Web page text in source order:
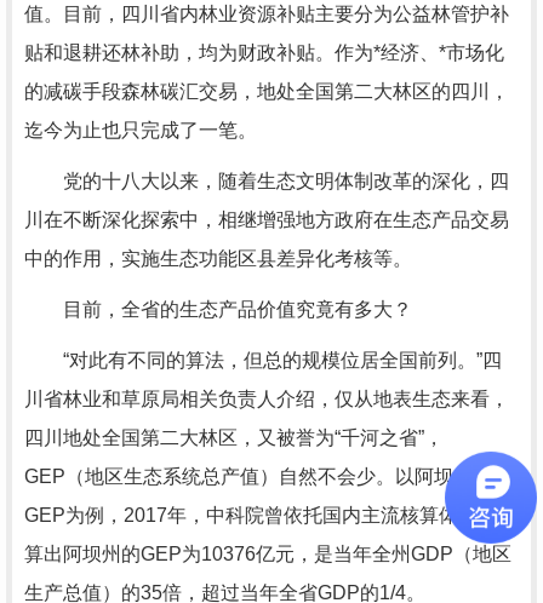
值。目前，四川省内林业资源补贴主要分为公益林管护补
贴和退耕还林补助，均为财政补贴。作为*经济、*市场化
的减碳手段森林碳汇交易，地处全国第二大林区的四川，
迄今为止也只完成了一笔。
党的十八大以来，随着生态文明体制改革的深化，四
川在不断深化探索中，相继增强地方政府在生态产品交易
中的作用，实施生态功能区县差异化考核等。
目前，全省的生态产品价值究竟有多大？
“对此有不同的算法，但总的规模位居全国前列。”四
川省林业和草原局相关负责人介绍，仅从地表生态来看，
四川地处全国第二大林区，又被誉为“千河之省”，
GEP（地区生态系统总产值）自然不会少。以阿坝州的
GEP为例，2017年，中科院曾依托国内主流核算体系，测
算出阿坝州的GEP为10376亿元，是当年全州GDP（地区
生产总值）的35倍，超过当年全省GDP的1/4。